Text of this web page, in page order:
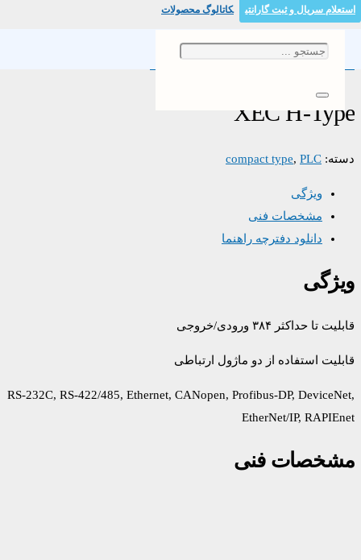
استعلام سریال و ثبت گارانتی کاتالوگ محصولات
XEC H-Type
دسته: compact type, PLC
ویژگی
مشخصات فنی
دانلود دفترچه راهنما
ویژگی
قابلیت تا حداکثر ۳۸۴ ورودی/خروجی
قابلیت استفاده از دو ماژول ارتباطی
RS-232C, RS-422/485, Ethernet, CANopen, Profibus-DP, DeviceNet,
EtherNet/IP, RAPIEnet
مشخصات فنی